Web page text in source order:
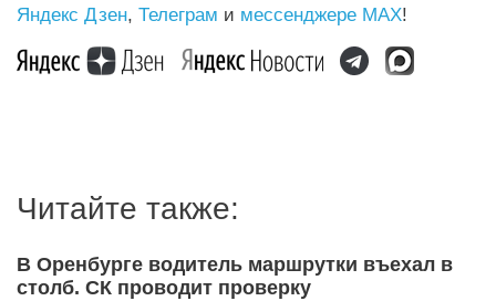
Яндекс Дзен, Телеграм и мессенджере MAX!
Читайте также:
В Оренбурге водитель маршрутки въехал в
столб. СК проводит проверку